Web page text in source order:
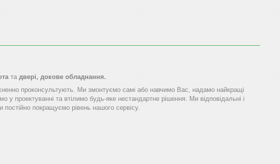
та двері, докове обладнання.
проконсультують. Ми змонтуємо самі або навчимо Вас, надамо найкращі
у проектуванні та втілимо будь-яке нестандартне рішення. Ми відповідальні і
покращуємо рівень нашого сервісу.